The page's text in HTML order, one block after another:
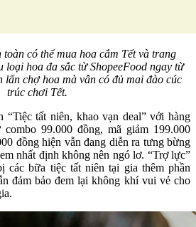
có thể mua hoa cắm Tết và trang
loại hoa đa sắc từ ShopeeFood ngay từ
lấn chợ hoa mà vẫn có đủ mai đào cúc
trúc chơi Tết.
tất niên, khao vạn deal” với hàng
99.000 đồng, mã giảm 199.000
đồng hiện vẫn đang diễn ra tưng bừng
nhất định không nên ngó lơ. “Trợ lực”
các bữa tiệc tất niên tại gia thêm phần
đảm bảo đem lại không khí vui vẻ cho